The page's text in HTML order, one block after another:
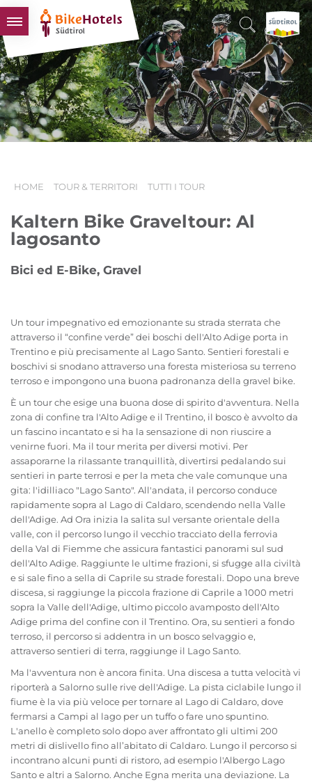
BIKEHOTELS
HOTELS & PACCHETTI
TOUR & TERRITORI
L'ALTO ADIGE & NOI
HOME TOUR & TERRITORI TUTTI I TOUR
Kaltern Bike Graveltour: Al
lagosanto
Bici ed E-Bike, Gravel
Un tour impegnativo ed emozionante su strada sterrata che
attraverso il “confine verde” dei boschi dell'Alto Adige porta in
Trentino e più precisamente al Lago Santo. Sentieri forestali e
boschivi si snodano attraverso una foresta misteriosa su terreno
terroso e impongono una buona padronanza della gravel bike.
È un tour che esige una buona dose di spirito d'avventura. Nella
zona di confine tra l'Alto Adige e il Trentino, il bosco è avvolto da
un fascino incantato e si ha la sensazione di non riuscire a
venirne fuori. Ma il tour merita per diversi motivi. Per
assaporarne la rilassante tranquillità, divertirsi pedalando sui
sentieri in parte terrosi e per la meta che vale comunque una
gita: l'idilliaco "Lago Santo". All'andata, il percorso conduce
rapidamente sopra al Lago di Caldaro, scendendo nella Valle
dell'Adige. Ad Ora inizia la salita sul versante orientale della
valle, con il percorso lungo il vecchio tracciato della ferrovia
della Val di Fiemme che assicura fantastici panorami sul sud
dell'Alto Adige. Raggiunte le ultime frazioni, si sfugge alla civiltà
e si sale fino a sella di Caprile su strade forestali. Dopo una breve
discesa, si raggiunge la piccola frazione di Caprile a 1000 metri
sopra la Valle dell'Adige, ultimo piccolo avamposto dell'Alto
Adige prima del confine con il Trentino. Ora, su sentieri a fondo
terroso, il percorso si addentra in un bosco selvaggio e,
attraverso sentieri di terra, raggiunge il Lago Santo.
Ma l'avventura non è ancora finita. Una discesa a tutta velocità vi
riporterà a Salorno sulle rive dell'Adige. La pista ciclabile lungo il
fiume è la via più veloce per tornare al Lago di Caldaro, dove
fermarsi a Campi al lago per un tuffo o fare uno spuntino.
L'anello è completo solo dopo aver affrontato gli ultimi 200
metri di dislivello fino all’abitato di Caldaro. Lungo il percorso si
incontrano alcuni punti di ristoro, ad esempio l'Albergo Lago
Santo e altri a Salorno. Anche Egna merita una deviazione. La